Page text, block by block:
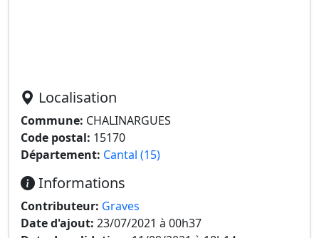
Localisation
Commune: CHALINARGUES
Code postal: 15170
Département: Cantal (15)
Informations
Contributeur: Graves
Date d'ajout: 23/07/2021 à 00h37